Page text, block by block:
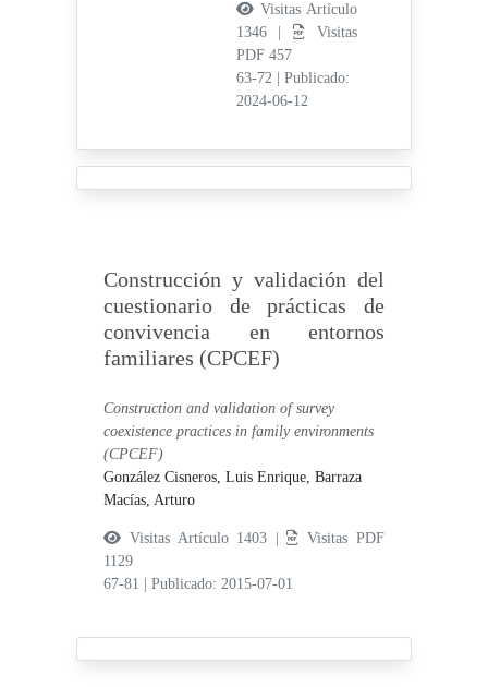
Visitas Artículo
1346 |
Visitas
PDF 457
63-72
Publicado:
2024-06-12
Construcción y validación del
cuestionario de prácticas de
convivencia en entornos
familiares (CPCEF)
Construction and validation of survey
coexistence practices in family environments
(CPCEF)
González Cisneros, Luis Enrique,Barraza
Macías, Arturo
Visitas Artículo 1403 |
Visitas PDF
1129
67-81
|Publicado: 2015-07-01